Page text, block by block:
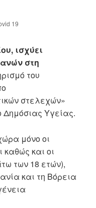
19
ισχύει
στη
του
στελεχών»
Δημόσιας Υγείας.
μόνο οι
καθώς και οι
των 18 ετών),
και τη Βόρεια